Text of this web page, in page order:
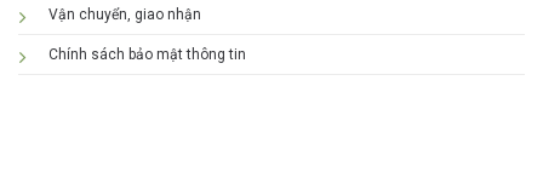
Vận chuyển, giao nhận
Chính sách bảo mật thông tin